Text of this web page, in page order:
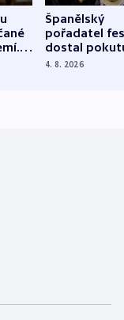
Španělský
pořadatel
dostal
nekalé
4. 8. 2026